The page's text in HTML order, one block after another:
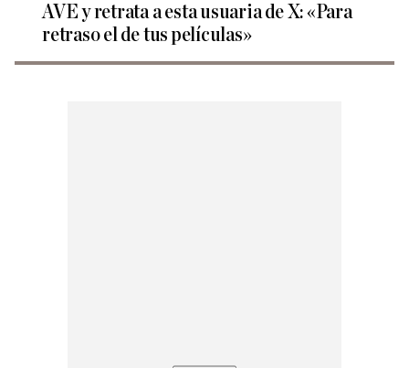
AVE y retrata a esta usuaria de X: «Para
retraso el de tus películas»